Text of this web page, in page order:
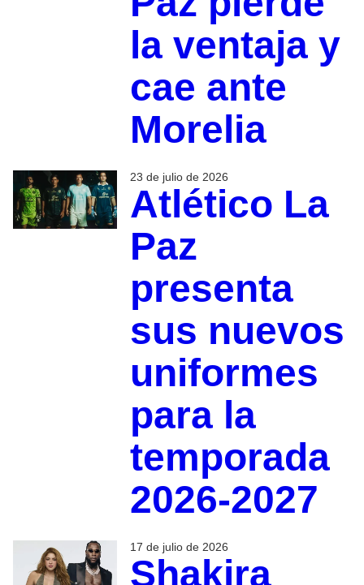
la ventaja y
cae ante
Morelia
23 de julio de 2026
Atlético La
Paz
presenta
sus nuevos
uniformes
para la
temporada
2026-2027
17 de julio de 2026
Shakira